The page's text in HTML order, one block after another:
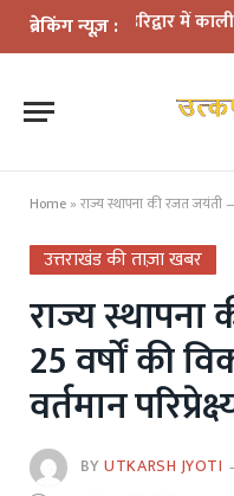
ब्रेकिंग न्यूज़ :
कहर: हरिद्वार में काली
Home » राज्य स्थापना की रजत जयंती —
उत्तराखंड की ताज़ा खबर
राज्य
25 वर्षों की
वर्तमान
BYUTKARSH JYOTI